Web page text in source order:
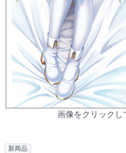
画像をクリックし
新商品